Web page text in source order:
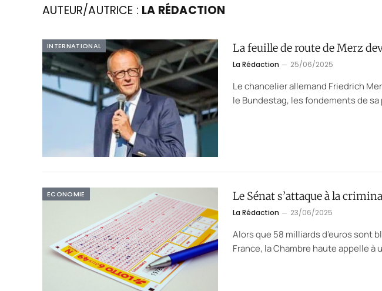
AUTEUR/AUTRICE : LA RÉDACTION
INTERNATIONAL La feuille de route de Merz
La Rédaction 25/06/2025
Le chancelier allemand Friedrich
le Bundestag, les fondements de
ECONOMIE Le Sénat s’attaque à la
La Rédaction 23/06/2025
Alors que 58 milliards d’euros sont
France, la Chambre haute appelle